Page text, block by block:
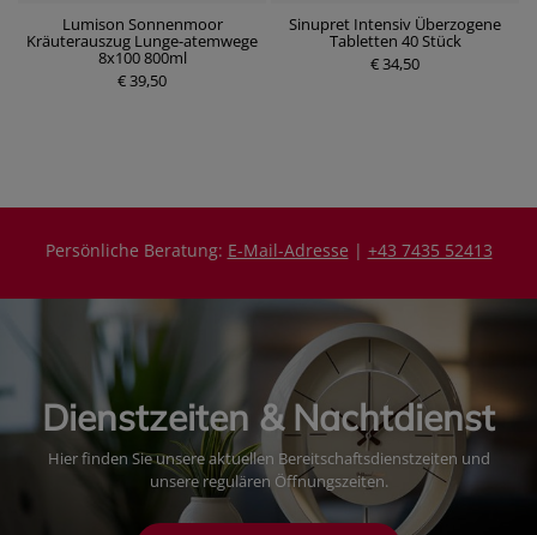
Lumison Sonnenmoor
Kräuterauszug Lunge-atemwege
8x100 800ml
€ 39,50
Sinupret Intensiv Überzogene
Tabletten 40 Stück
€ 34,50
Persönliche Beratung: E-Mail-Adresse | +43 7435 52413
Dienstzeiten & Nachtdienst
Hier finden Sie unsere aktuellen Bereitschaftsdienstzeiten und
unsere regulären Öffnungszeiten.